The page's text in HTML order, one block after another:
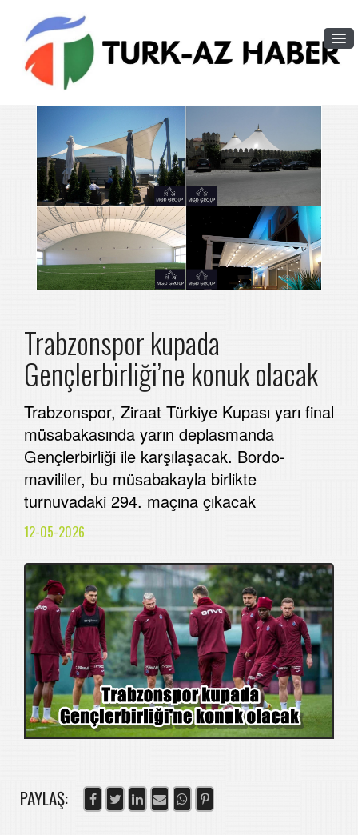
Trabzonspor kupada
Gençlerbirliği’ne konuk olacak
Trabzonspor, Ziraat Türkiye Kupası yarı final
müsabakasında yarın deplasmanda
Gençlerbirliği ile karşılaşacak. Bordo-
mavililer, bu müsabakayla birlikte
turnuvadaki 294. maçına çıkacak
12-05-2026
PAYLAŞ: